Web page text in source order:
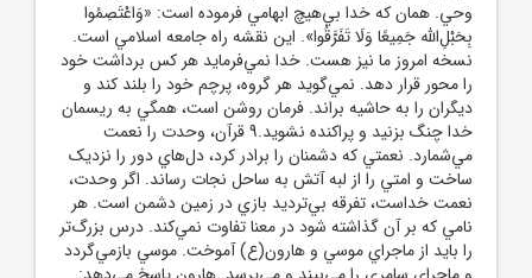
وحي. همان که خدا بي‌هيچ ابهامي فرموده است: «وَاعْتَصِمُوا
بِحَبْلِ‌الله جَمِيعًا وَلَا تَفَرَّقُوا». اين نقشه راه جامعه اسلامي است.
نسخه امروز ما نيز هست. خدا نمي‌فرمايد هر کس برداشت خود
را محور قرار دهد. نمي‌گويد هر گروه، پرچم خود را بلند کند و
ديگران را به حاشيه براند. فرمان روشن است، همگي به ريسمان
خدا چنگ بزنيد و پراکنده نشويد.9 قرآن، وحدت را نعمت
مي‌شمارد. نعمتي که دشمنان را برادر کرد، دل‌هاي دور را نزديک
ساخت و امتي را از لبه آتش به ساحل نجات رساند. اگر وحدت،
نعمت خداست، تفرقه بي‌ترديد بازي در زمين دشمن است. هر
نامي که بر آن گذاشته شود در معنا تفاوت نمي‌کند. درس بزرگ‌تر
را بايد از ماجراي موسي و هارون(ع) آموخت. موسي بازمي‌گردد